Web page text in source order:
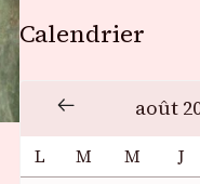
Calendrier
août
L M M J